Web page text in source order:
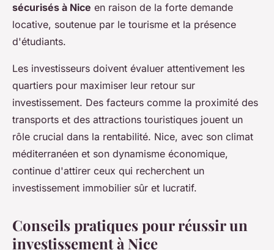
sécurisés à Nice en raison de la forte demande
locative, soutenue par le tourisme et la présence
d'étudiants.
Les investisseurs doivent évaluer attentivement les
quartiers pour maximiser leur retour sur
investissement. Des facteurs comme la proximité des
transports et des attractions touristiques jouent un
rôle crucial dans la rentabilité. Nice, avec son climat
méditerranéen et son dynamisme économique,
continue d'attirer ceux qui recherchent un
investissement immobilier sûr et lucratif.
Conseils pratiques pour réussir un
investissement à Nice